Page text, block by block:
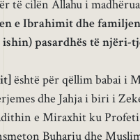
të cilën Allahu i
e Ibrahimit dhe
pasardhës të
është për qëllim babai i
dhe Jahja i biri i
e Miraxhit ku
Buhariu dhe